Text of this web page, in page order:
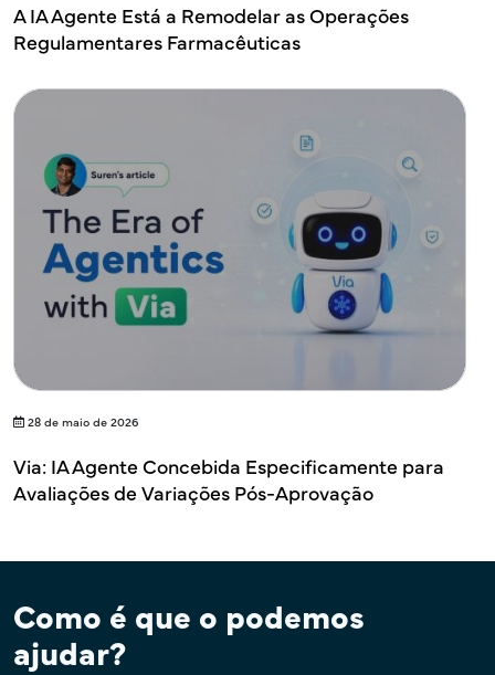
A IA Agente Está a Remodelar as Operações
Regulamentares Farmacêuticas
28 de maio de 2026
Via: IA Agente Concebida Especificamente para
Avaliações de Variações Pós-Aprovação
Como é que o podemos
ajudar?